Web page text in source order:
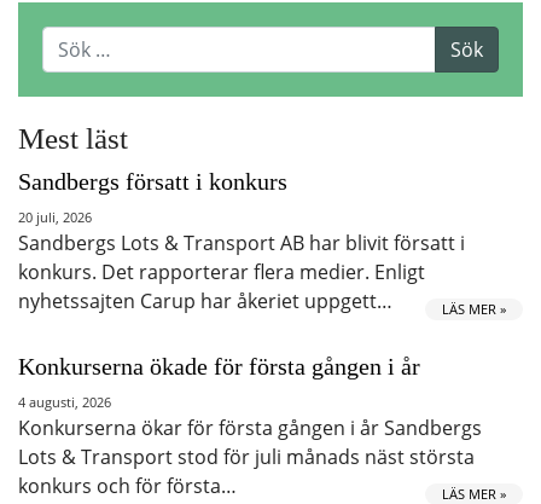
Mest läst
Sandbergs försatt i konkurs
20 juli, 2026
Sandbergs Lots & Transport AB har blivit försatt i
konkurs. Det rapporterar flera medier. Enligt
nyhetssajten Carup har åkeriet uppgett…
LÄS MER »
Konkurserna ökade för första gången i år
4 augusti, 2026
Konkurserna ökar för första gången i år Sandbergs
Lots & Transport stod för juli månads näst största
konkurs och för första…
LÄS MER »